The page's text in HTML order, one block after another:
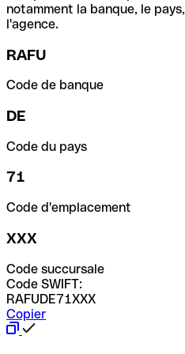
notamment la banque, le
l'agence.
RAFU
Code de banque
DE
Code du pays
71
Code d'emplacement
XXX
Code succursale
Code SWIFT:
RAFUDE71XXX
Copier